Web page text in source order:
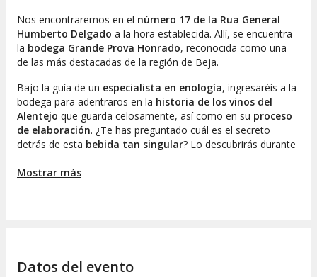
Nos encontraremos en el número 17 de la Rua General
Humberto Delgado a la hora establecida. Allí, se encuentra
la bodega Grande Prova Honrado, reconocida como una
de las más destacadas de la región de Beja.
Bajo la guía de un especialista en enología, ingresaréis a la
bodega para adentraros en la historia de los vinos del
Alentejo que guarda celosamente, así como en su proceso
de elaboración. ¿Te has preguntado cuál es el secreto
detrás de esta bebida tan singular? Lo descubrirás durante
En el transcurso de la cata, disfrutaréis de la degustación de
Mostrar más
Datos del evento